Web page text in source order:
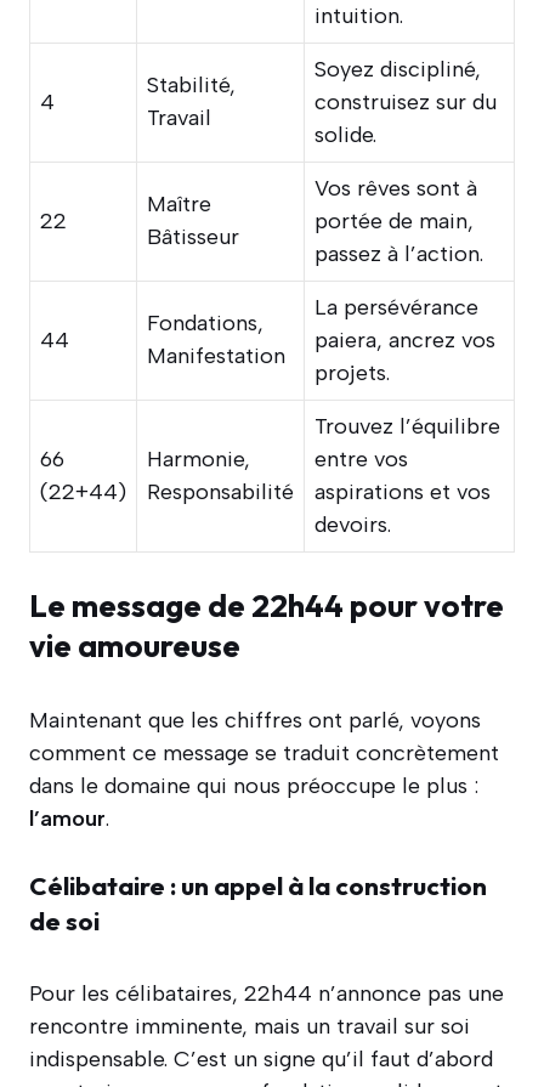
intuition.
4
Stabilité,
Travail
Soyez discipliné,
construisez sur du
solide.
22
Maître
Bâtisseur
Vos rêves sont à
portée de main,
passez à l’action.
44
Fondations,
Manifestation
La persévérance
paiera, ancrez vos
projets.
66
(22+44)
Harmonie,
Responsabilité
Trouvez l’équilibre
entre vos
aspirations et vos
devoirs.
Le message de 22h44 pour votre
vie amoureuse
Maintenant que les chiffres ont parlé, voyons
comment ce message se traduit concrètement
dans le domaine qui nous préoccupe le plus :
l’amour.
Célibataire : un appel à la construction
de soi
Pour les célibataires, 22h44 n’annonce pas une
rencontre imminente, mais un travail sur soi
indispensable. C’est un signe qu’il faut d’abord